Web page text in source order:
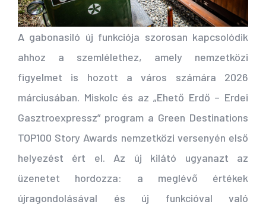
A gabonasiló új funkciója szorosan kapcsolódik
ahhoz a szemlélethez, amely nemzetközi
figyelmet is hozott a város számára 2026
márciusában. Miskolc és az „Ehető Erdő – Erdei
Gasztroexpressz” program a Green Destinations
TOP100 Story Awards nemzetközi versenyén első
helyezést ért el. Az új kilátó ugyanazt az
üzenetet hordozza: a meglévő értékek
újragondolásával és új funkcióval való